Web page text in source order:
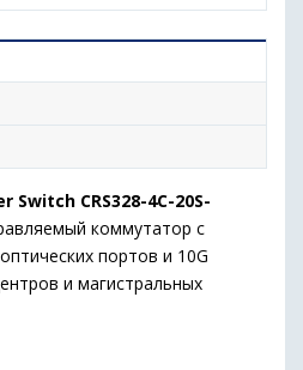
CRS328-4C-20S-
коммутатор с
портов и 10G
и магистральных